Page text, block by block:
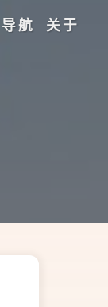
导航 关于